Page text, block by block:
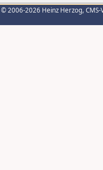
© 2006-2026 Heinz Herzog,